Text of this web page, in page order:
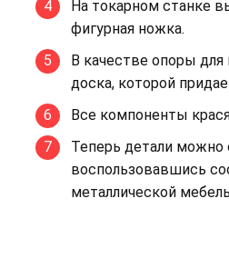
На токарном станке
фигурная ножка.
В качестве опоры
доска, которой
Все компоненты
Теперь детали можно
воспользовавшись
металлической